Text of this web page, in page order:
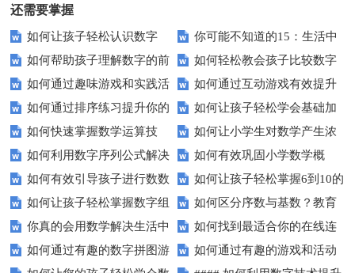
还需要掌握
如何让孩子轻松认识数字
15？这些方法太实用了！
你可能不知道的15：生活中
隐藏的数学秘密？
如何帮助孩子理解数字的前
后顺序？
如何轻松教会孩子比较数字
大小？这些建议或许有帮助！
如何通过趣味游戏和实践活
动让孩子轻松掌握数字顺序？
如何通过互动游戏有效提升
孩子的数字识别能力？
如何通过排序练习提升你的
逻辑思维能力？
如何让孩子轻松学会基础加
减法？家长必看的实用技巧！
如何快速掌握数学运算技
巧？四则运算实战指南
如何让小学生对数学产生浓
厚兴趣？趣味数学活动大揭秘！
如何利用数字序列公式解决
复杂数学问题？
如何有效巩固小学数学概
念？
如何有效引导孩子进行数数
练习？家长必看的五大技巧
如何让孩子轻松掌握6到10的
数字读写？
如何让孩子轻松掌握数字组
成的奥秘？
如何区分序数与基数？教育
中这些知识点要知道！
你真的会用数学解决生活中
的难题吗？
如何找到最适合你的在线连
线游戏？
如何通过有趣的数字拼图游
如何通过有趣的游戏和活动